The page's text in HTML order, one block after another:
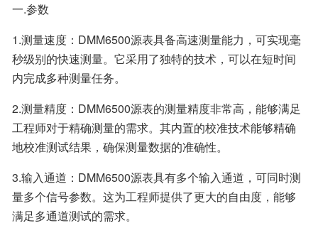
一.参数
1.测量速度：DMM6500源表具备高速测量能力，可实现毫
秒级别的快速测量。它采用了独特的技术，可以在短时间
内完成多种测量任务。
2.测量精度：DMM6500源表的测量精度非常高，能够满足
工程师对于精确测量的需求。其内置的校准技术能够精确
地校准测试结果，确保测量数据的准确性。
3.输入通道：DMM6500源表具有多个输入通道，可同时测
量多个信号参数。这为工程师提供了更大的自由度，能够
满足多通道测试的需求。